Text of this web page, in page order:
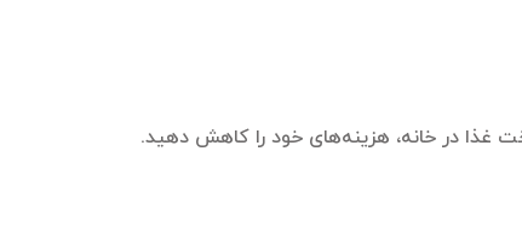
غذا در خانه، هزینه‌های خود را کاهش دهید.